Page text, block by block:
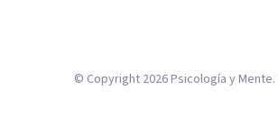
© Copyright 2026Psicología y